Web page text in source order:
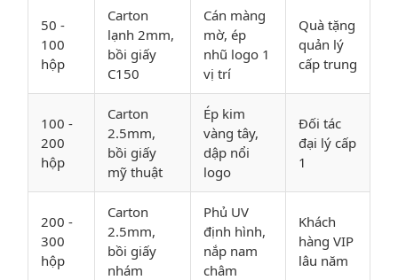
50 -
100
hộp
Carton
lạnh 2mm,
bồi giấy
C150
Cán màng
mờ, ép
nhũ logo 1
vị trí
Quà tặng
quản lý
cấp trung
100 -
200
hộp
Carton
2.5mm,
bồi giấy
mỹ thuật
Ép kim
vàng tây,
dập nổi
logo
Đối tác
đại lý cấp
1
200 -
300
hộp
Carton
2.5mm,
bồi giấy
nhám
Phủ UV
định hình,
nắp nam
châm
Khách
hàng VIP
lâu năm